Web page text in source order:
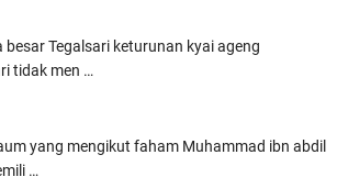
besar Tegalsari keturunan kyai ageng
tidak men …
yang mengikut faham Muhammad ibn abdil
…